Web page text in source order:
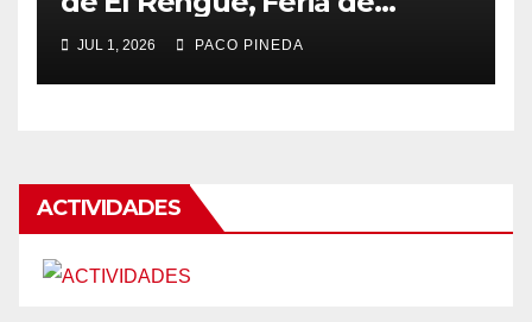
Málaga 2026
JUL 1, 2026 PACO PINEDA
ACTIVIDADES